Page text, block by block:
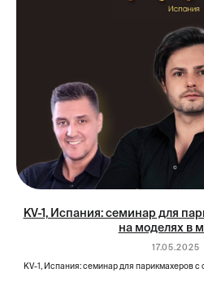
KV-1, Испания: семинар для
на моделях в
17.05.2025
KV-1, Испания: семинар для парикмахеров